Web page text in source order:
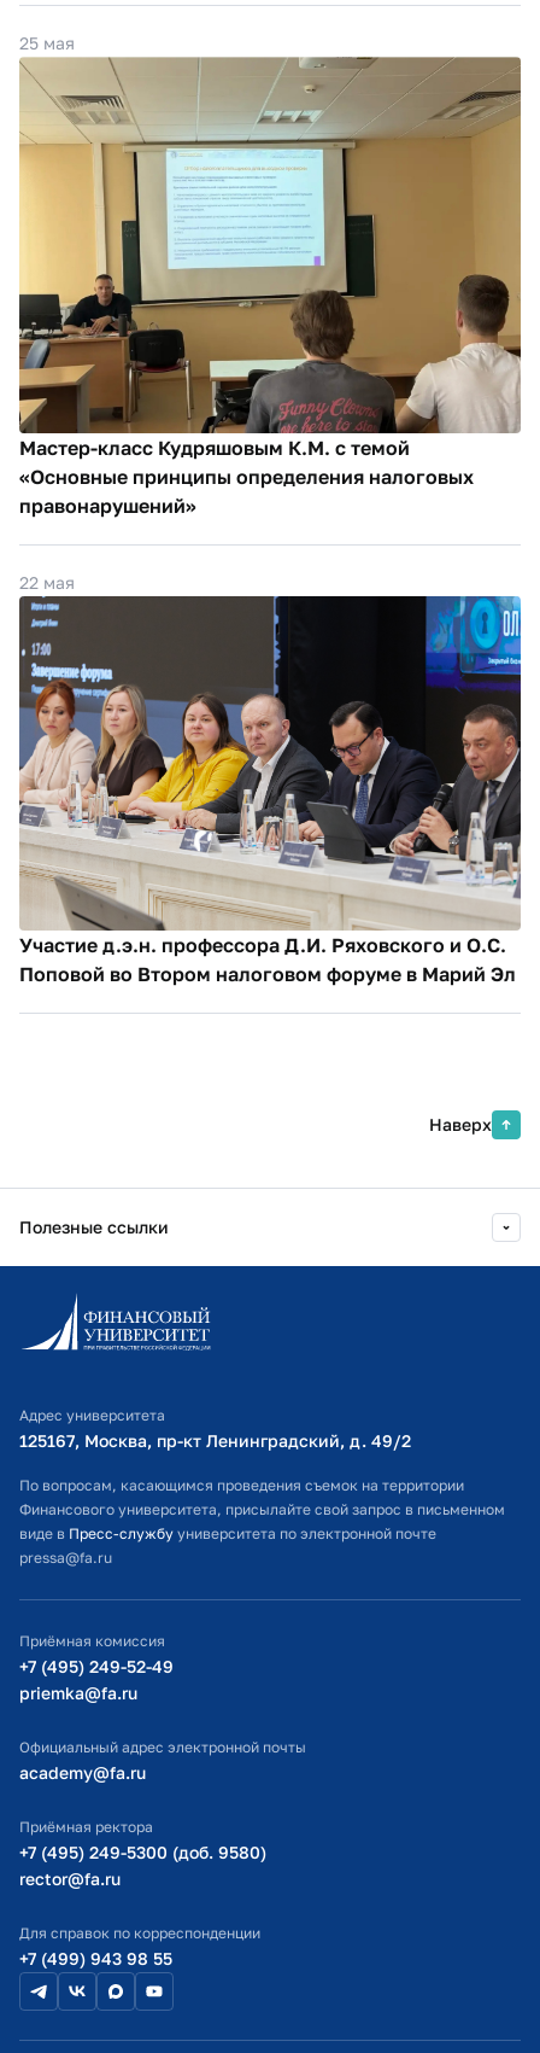
25 мая
Мастер-класс Кудряшовым К.М. с темой
«Основные принципы определения налоговых
правонарушений»
22 мая
Участие д.э.н. профессора Д.И. Ряховского и О.С.
Поповой во Втором налоговом форуме в Марий Эл
Наверх
Полезные ссылки
Информационно-образовательный портал
Личный кабинет поступающего
Оплата обучения
Расписание занятий
Студенческий офис
Официальный адрес электронной почты
Министерство просвещения РФ
Министерство науки и высшего образования РФ
Адрес университета
125167, Москва, пр-кт Ленинградский, д. 49/2​
По вопросам, касающимся проведения съемок на территории
Финансового университета, присылайте свой запрос в письменном
виде в Пресс-службу университета по электронной почте
pressa@fa.ru
Приёмная комиссия
+7 (495) 249-52-49
priemka@fa.ru
Официальный адрес электронной почты
academy@fa.ru
Приёмная ректора
+7 (495) 249-5300 (доб. 9580)
rector@fa.ru
Для справок по корреспонденции
+7 (499) 943 98 55